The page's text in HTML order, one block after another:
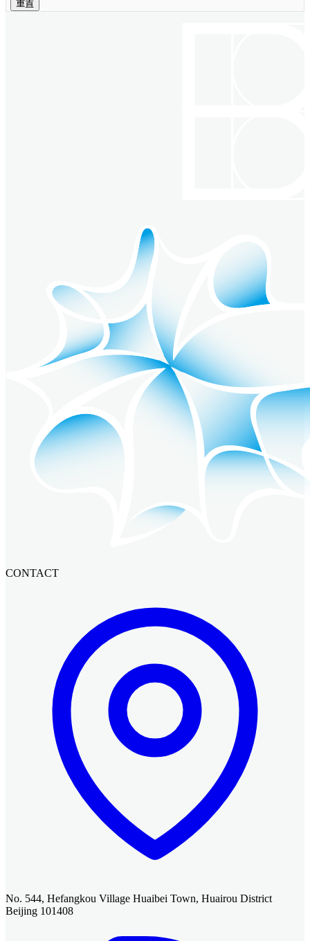
重置
CONTACT
No. 544, Hefangkou Village Huaibei Town, Huairou District
Beijing 101408